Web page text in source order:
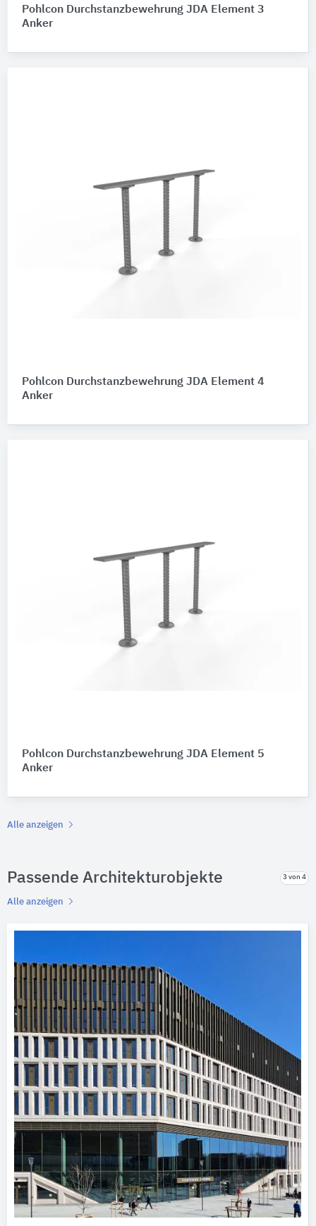
Pohlcon Durchstanzbewehrung JDA Element 3
Anker
Pohlcon Durchstanzbewehrung JDA Element 4
Anker
Pohlcon Durchstanzbewehrung JDA Element 5
Anker
Alle anzeigen
Passende Architekturobjekte 3 von 4
Alle anzeigen